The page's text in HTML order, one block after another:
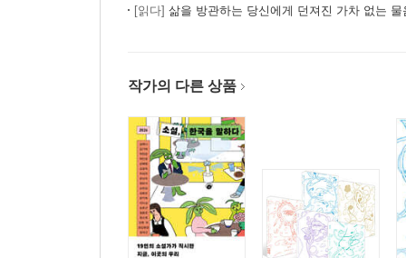
[읽다] 삶을 방관하는 당신에게 던져진 가차 없는 물음표 - 김경욱
작가의 다른 상품